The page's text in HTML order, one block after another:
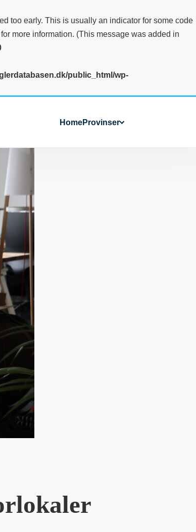
too early. This is usually an indicator for some code
for more information. (This message was added in
public_html/wp-
HomeProvinser